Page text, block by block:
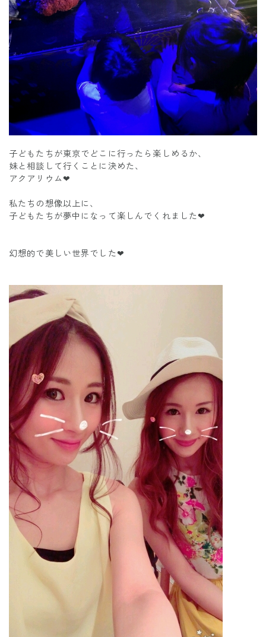
子どもたちが東京でどこに行ったら楽しめるか、
妹と相談して行くことに決めた、
アクアリウム❤
私たちの想像以上に、
子どもたちが夢中になって楽しんでくれました❤
幻想的で美しい世界でした❤